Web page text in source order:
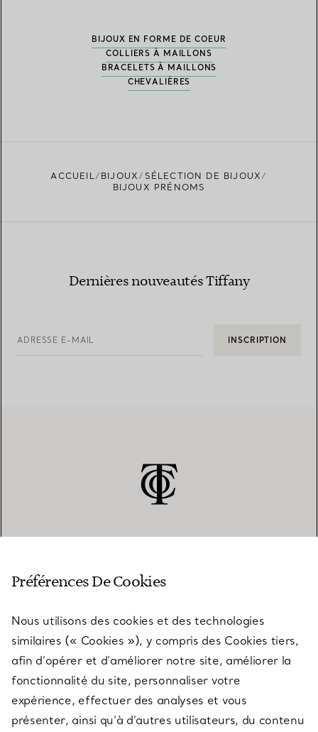
BIJOUX EN FORME DE COEUR
COLLIERS À MAILLONS
BRACELETS À MAILLONS
CHEVALIÈRES
ACCUEIL BIJOUX
SÉLECTION DE BIJOUX
BIJOUX PRÉNOMS
Dernières nouveautés Tiffany
ADRESSE E-MAIL INSCRIPTION
SERVICES
À PROPOS
Préférences De Cookies
Nous utilisons des cookies et des technologies
similaires (« Cookies »), y compris des Cookies tiers,
afin d’opérer et d’améliorer notre site, améliorer la
fonctionnalité du site, personnaliser votre
expérience, effectuer des analyses et vous
présenter, ainsi qu’à d’autres utilisateurs, du contenu